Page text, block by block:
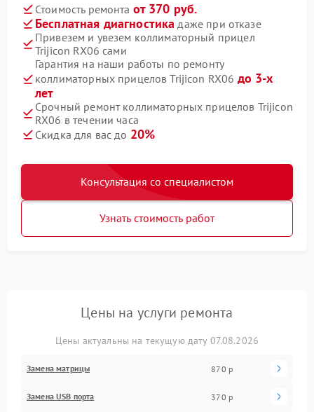
Стоимость ремонта от 370 руб.
Бесплатная диагностика даже при отказе
Привезем и увезем коллиматорный прицел
Trijicon RX06 сами
Гарантия на наши работы по ремонту
коллиматорных прицелов Trijicon RX06 до 3-х
лет
Срочный ремонт коллиматорных прицелов Trijicon
RX06 в течении часа
Скидка для вас до 20%
Консультация со специалистом
Узнать стоимость работ
Цены на услуги ремонта
Цены актуальны на текущую дату 07.08.2026
Замена матрицы 870 р
Замена USB порта 370 р